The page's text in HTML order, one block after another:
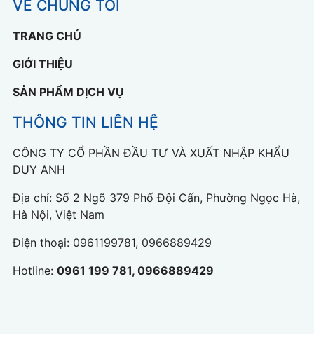
VỀ CHÚNG TÔI
TRANG CHỦ
GIỚI THIỆU
SẢN PHẨM DỊCH VỤ
THÔNG TIN LIÊN HỆ
CÔNG TY CỔ PHẦN ĐẦU TƯ VÀ XUẤT NHẬP KHẨU
DUY ANH
Địa chỉ: Số 2 Ngõ 379 Phố Đội Cấn, Phường Ngọc Hà,
Hà Nội, Việt Nam
Điện thoại: 0961199781, 0966889429
Hotline: 0961 199 781, 0966889429